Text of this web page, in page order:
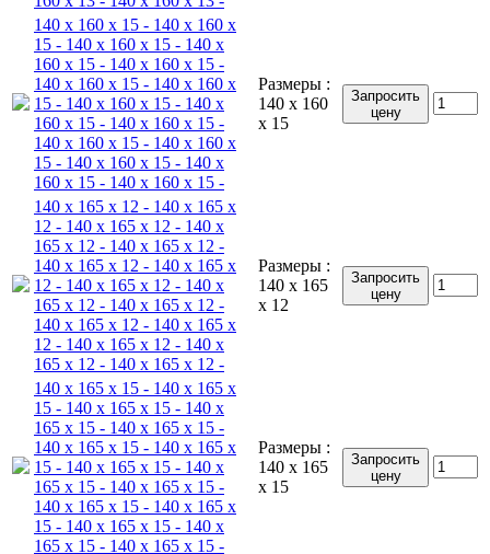
140 x 160 x 15 - 140 x 160 x
15 - 140 x 160 x 15 - 140 x
160 x 15 - 140 x 160 x 15 -
140 x 160 x 15 - 140 x 160 x
15 - 140 x 160 x 15 - 140 x
160 x 15 - 140 x 160 x 15 -
140 x 160 x 15 - 140 x 160 x
15 - 140 x 160 x 15 - 140 x
160 x 15 - 140 x 160 x 15 -
Размеры :
140 x 160
x 15
Запросить
цену
140 x 165 x 12 - 140 x 165 x
12 - 140 x 165 x 12 - 140 x
165 x 12 - 140 x 165 x 12 -
140 x 165 x 12 - 140 x 165 x
12 - 140 x 165 x 12 - 140 x
165 x 12 - 140 x 165 x 12 -
140 x 165 x 12 - 140 x 165 x
12 - 140 x 165 x 12 - 140 x
165 x 12 - 140 x 165 x 12 -
Размеры :
140 x 165
x 12
Запросить
цену
140 x 165 x 15 - 140 x 165 x
15 - 140 x 165 x 15 - 140 x
165 x 15 - 140 x 165 x 15 -
140 x 165 x 15 - 140 x 165 x
15 - 140 x 165 x 15 - 140 x
165 x 15 - 140 x 165 x 15 -
140 x 165 x 15 - 140 x 165 x
15 - 140 x 165 x 15 - 140 x
165 x 15 - 140 x 165 x 15 -
Размеры :
140 x 165
x 15
Запросить
цену